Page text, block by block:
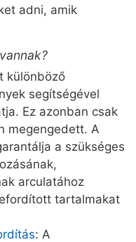
adni, amik
különböző
segítségével
Ez azonban csak
megengedett. A
a szükséges
arculatához
tartalmakat
: A